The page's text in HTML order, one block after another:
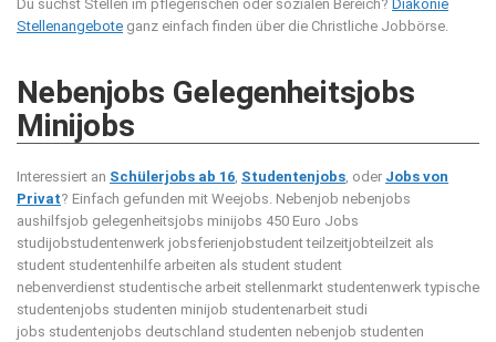
Du suchst Stellen im pflegerischen oder sozialen Bereich? Diakonie
Stellenangebote ganz einfach finden über die Christliche Jobbörse.
Nebenjobs Gelegenheitsjobs
Minijobs
Interessiert an Schülerjobs ab 16, Studentenjobs, oder Jobs von
Privat? Einfach gefunden mit Weejobs. Nebenjob nebenjobs
aushilfsjob gelegenheitsjobs minijobs 450 Euro Jobs
studijobstudentenwerk jobsferienjobstudent teilzeitjobteilzeit als
student studentenhilfe arbeiten als student student
nebenverdienst studentische arbeit stellenmarkt studentenwerk typische
studentenjobs studenten minijob studentenarbeit studi
jobs studentenjobs deutschland studenten nebenjob studenten